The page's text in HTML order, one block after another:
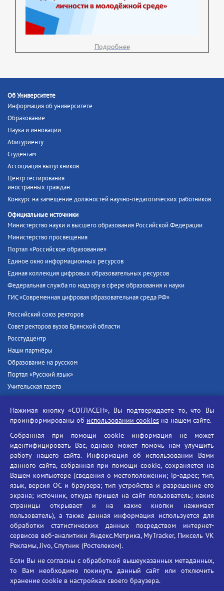
Подробнее
Об Университете
Информация об университете
Образование
Наука и инновации
Абитуриенту
Студентам
Ассоциация выпускников
Центр тестирования
иностранных граждан
Конкурс на замещение должностей научно-педагогических работников
Официальные источники
Министерство науки и высшего образования Российской Федерации
Министерство просвещения
Портал «Российское образование»
Единое окно информационных ресурсов
Единая коллекция цифровых образовательных ресурсов
Федеральная служба по надзору в сфере образования и науки
ГИС «Современная цифровая образовательная среда РФ»
Российский союз ректоров
Совет ректоров вузов Брянской области
Росстудцентр
Наши партнёры
Образование на русском
Портал «Русский язык»
Учительская газета
Единый портал государственных услуг
Противодействие угрозам информационной безопасности
Социальные ролики - Генеральная прокуратура РФ
Противодействие коррупции
БГУ против наркотиков
Брянский государственный университет
имени академика И.Г. Петровского
Время работы: пн-пт 09:00-18:00
Телефон: +7(4832)58-90-85
Нажимая кнопку «СОГЛАСЕН», Вы подтверждаете то, что Вы
проинформированы об использовании cookies на нашем сайте.
Собранная при помощи cookie информация не может
идентифицировать Вас, однако может помочь нам улучшить
работу нашего сайта. Информация об использовании Вами
данного сайта, собранная при помощи cookie, сохраняется на
Вашем компьютере (сведения о местоположении; ip-адрес; тип,
язык, версия ОС и браузера; тип устройства и разрешение его
экрана; источник, откуда пришел на сайт пользователь; какие
страницы открывает и на какие кнопки нажимает
пользователь), а также данная информация используется для
обработки статистических данных посредством интернет-
сервисов веб-аналитики Яндекс.Метрика, MyTracker, Пиксель VK
Рекламы, Jivo, Спутник (Ростелеком).
Если Вы не согласны с обработкой вышеуказанных метаданных,
то Вам необходимо покинуть данный сайт или отключить
хранение cookie в настройках своего браузера.